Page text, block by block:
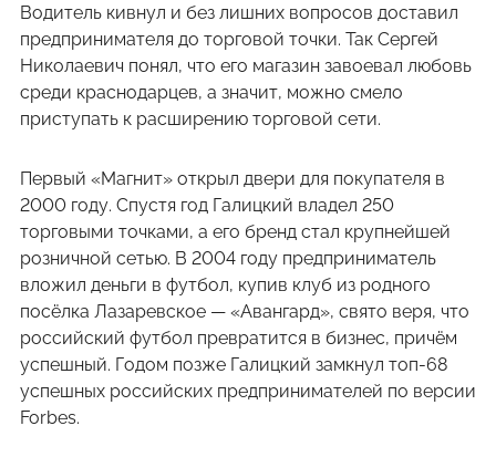
Водитель кивнул и без лишних вопросов доставил
предпринимателя до торговой точки. Так Сергей
Николаевич понял, что его магазин завоевал любовь
среди краснодарцев, а значит, можно смело
приступать к расширению торговой сети.
Первый «Магнит» открыл двери для покупателя в
2000 году. Спустя год Галицкий владел 250
торговыми точками, а его бренд стал крупнейшей
розничной сетью. В 2004 году предприниматель
вложил деньги в футбол, купив клуб из родного
посёлка Лазаревское — «Авангард», свято веря, что
российский футбол превратится в бизнес, причём
успешный. Годом позже Галицкий замкнул топ-68
успешных российских предпринимателей по версии
Forbes.